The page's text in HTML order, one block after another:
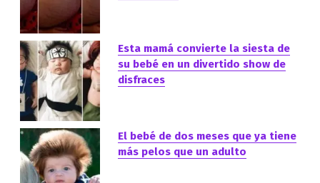
Esta mamá convierte la siesta de
su bebé en un divertido show de
disfraces
El bebé de dos meses que ya tiene
más pelos que un adulto